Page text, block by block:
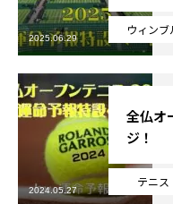
テニス四大大会・五輪
鑑定及び出演依頼
YouTube
Online Store
ウィンブ
2025.06.29
テニス
全仏オ
ジ！
2024.05.27